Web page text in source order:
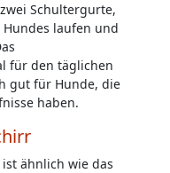
Schultergurte,
laufen und
für den täglichen
gut für Hunde, die
haben.
ähnlich wie das